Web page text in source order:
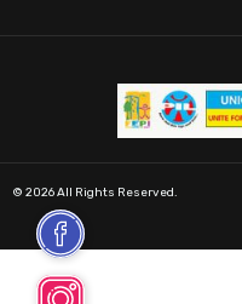
© 2026 All Rights Reserved.